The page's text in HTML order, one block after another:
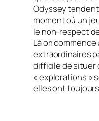
Odyssey
moment où un
le non-respect
Là on
extraordinaires
difficile de situer
« explorations »
elles ont